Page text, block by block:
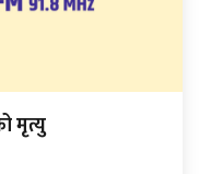
मृत्यु